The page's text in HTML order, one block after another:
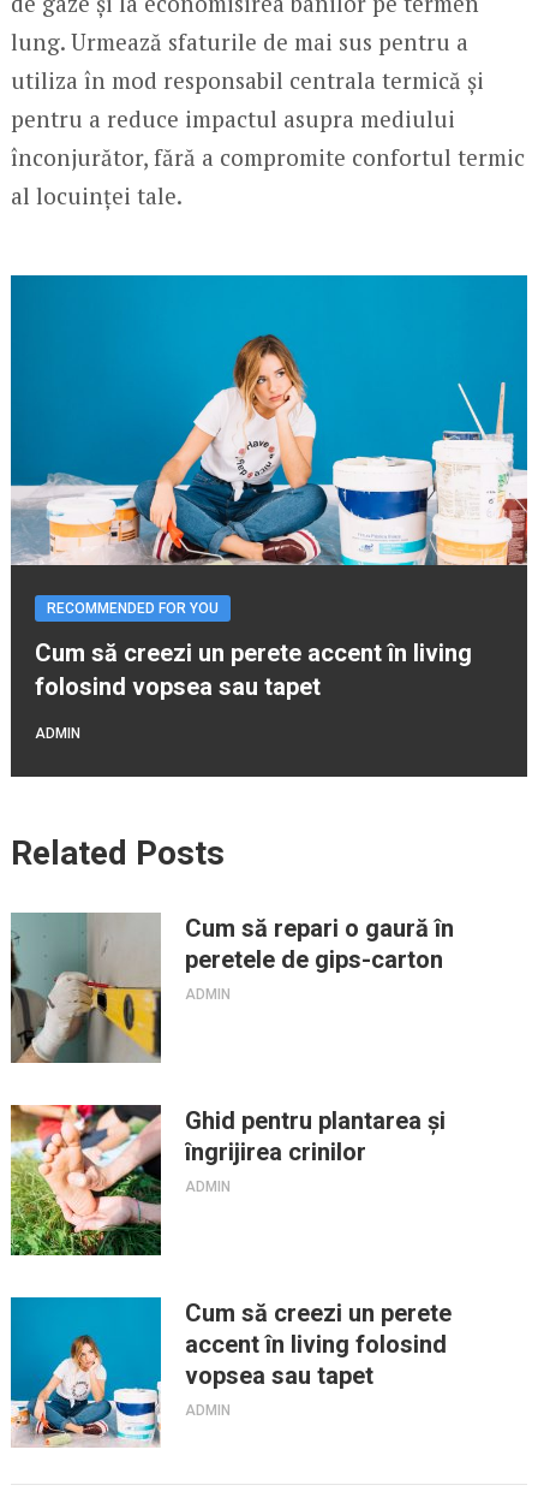
lung. Urmează sfaturile de mai sus pentru a
utiliza în mod responsabil centrala termică și
pentru a reduce impactul asupra mediului
înconjurător, fără a compromite confortul termic
al locuinței tale.
RECOMMENDED FOR YOU
Cum să creezi un perete accent în living
folosind vopsea sau tapet
ADMIN
Related Posts
Cum să repari o gaură în
peretele de gips-carton
ADMIN
Ghid pentru plantarea și
îngrijirea crinilor
ADMIN
Cum să creezi un perete
accent în living folosind
vopsea sau tapet
ADMIN